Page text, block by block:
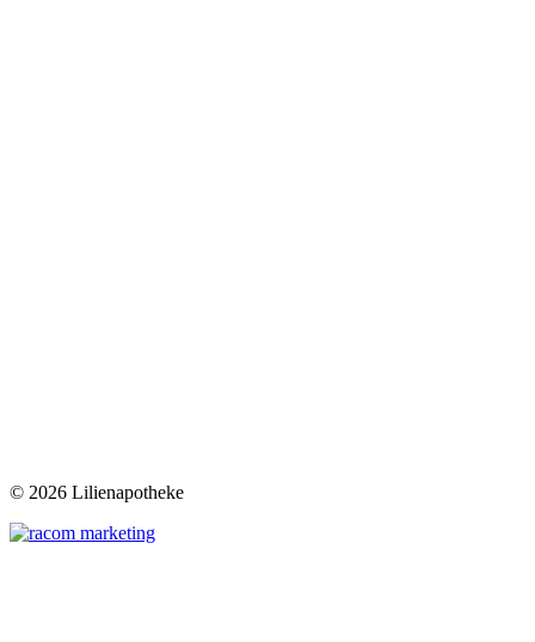
© 2026 Lilienapotheke